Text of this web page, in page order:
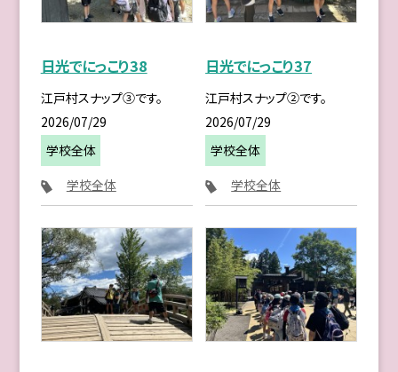
日光でにっこり38
江戸村スナップ③です。
2026/07/29
学校全体
学校全体
日光でにっこり37
江戸村スナップ②です。
2026/07/29
学校全体
学校全体